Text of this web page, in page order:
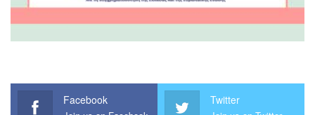
Facebook Twitter